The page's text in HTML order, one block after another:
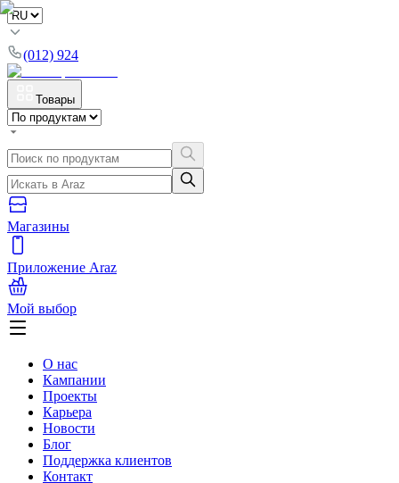
(012) 924
Товары
Магазины
Приложение Araz
Мой выбор
О нас
Кампании
Проекты
Карьера
Новости
Блог
Поддержка клиентов
Контакт